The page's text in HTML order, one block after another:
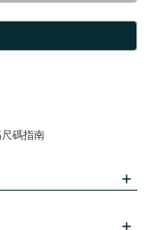
碼指南